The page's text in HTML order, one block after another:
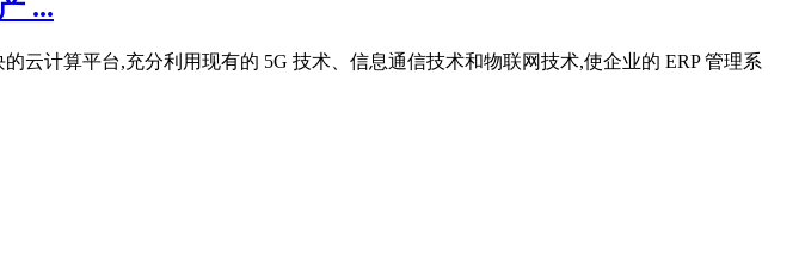
...
计算平台,充分利用现有的 5G 技术、信息通信技术和物联网技术,使企业的 ERP 管理系